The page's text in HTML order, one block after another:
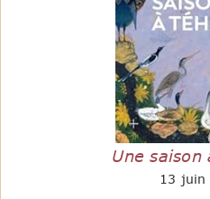
Une saison
13 juin